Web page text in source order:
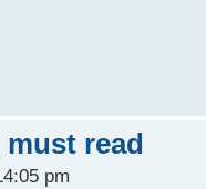
read
pm